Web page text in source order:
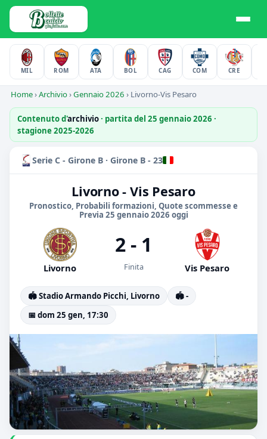
MIL ROM ATA BOL CAG COM CRE
Home›Archivio›Gennaio 2026 › Livorno-Vis Pesaro
Contenuto d'archivio· partita del 25 gennaio 2026 ·
stagione 2025-2026
Serie C - Girone B · Girone B - 23
Livorno - Vis Pesaro
Pronostico, Probabili formazioni, Quote scommesse e
Previa 25 gennaio 2026 oggi
Livorno
2 - 1
Finita Vis Pesaro
🏟️ Stadio Armando Picchi, Livorno
🏟️ -
📅 dom 25 gen, 17:30